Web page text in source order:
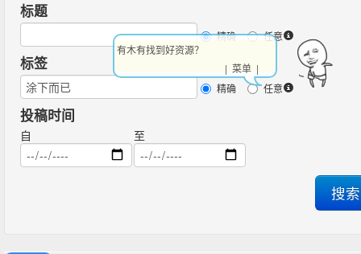
标题
精确 任意
标签
精确 任意
投稿时间
自 至
有木有找到好资源？
| 菜单 |